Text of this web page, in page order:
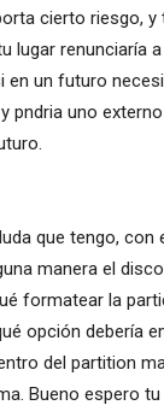
cierto riesgo, y
lugar renunciaría
en un futuro
pndria uno
que tengo, con
manera el
formatear la
opción debería
del partition
Bueno espero